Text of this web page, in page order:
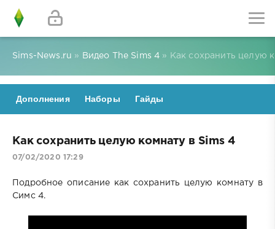
Sims-News.ru » Видео The Sims 4 » Как сохранить целую
Дополнения Наборы Гайды
Как сохранить целую комнату в Sims 4
07/02/2020 17:29
Подробное описание как сохранить целую комнату в
Симс 4.